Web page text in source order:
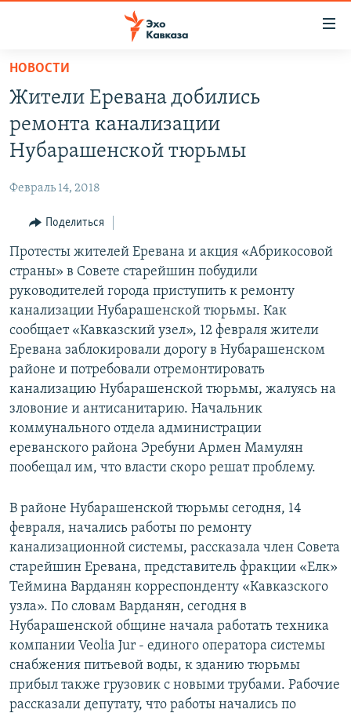
Вернуться
основному
содержанию
Вернутся
главной
навигации
Вернутся
поиску
СУХУМИ
ВЕСЬ КАВКАЗ
СЕВЕРНЫЙ КАВКАЗ
АРМЕНИЯ
ТЕМЫ
ПОЛИТИКА
ОБЩЕСТВО
КУЛЬТУРА
СПОРТ
МИР
РУБРИКИ
ГОСТЬ НЕДЕЛИ
ПОЗИЦИЯ
БЛОГИ
ГОЛОСА
ЧИТАЕМ ПРЕССУ
МУЛЬТИМЕДИА
ВИДЕО
ФОТО
АУДИО
ПОДКАСТЫ
АРХИВ РАДИОПРОГРАММЫ
ПРИСОЕДИНЯЙТЕСЬ!
Все сайты РСЕ/РС
НОВОСТИ
Жители Еревана добились
ремонта канализации
Нубарашенской тюрьмы
Февраль 14, 2018
Поделиться
Протесты жителей Еревана и акция «Абрикосовой
страны» в Совете старейшин побудили
руководителей города приступить к ремонту
канализации Нубарашенской тюрьмы. Как
сообщает «Кавказский узел», 12 февраля жители
Еревана заблокировали дорогу в Нубарашенском
районе и потребовали отремонтировать
канализацию Нубарашенской тюрьмы, жалуясь на
зловоние и антисанитарию. Начальник
коммунального отдела администрации
ереванского района Эребуни Армен Мамулян
пообещал им, что власти скоро решат проблему.
В районе Нубарашенской тюрьмы сегодня, 14
февраля, начались работы по ремонту
канализационной системы, рассказала член Совета
старейшин Еревана, представитель фракции «Елк»
Теймина Варданян корреспонденту «Кавказского
узла». По словам Варданян, сегодня в
Нубарашенской общине начала работать техника
компании Veolia Jur - единого оператора системы
снабжения питьевой воды, к зданию тюрьмы
прибыл также грузовик с новыми трубами. Рабочие
рассказали депутату, что работы начались по